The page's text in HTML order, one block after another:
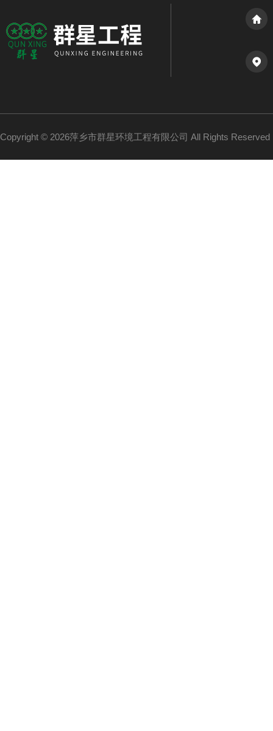
Copyright © 2026萍乡市群星环境工程有限公司 All Rights